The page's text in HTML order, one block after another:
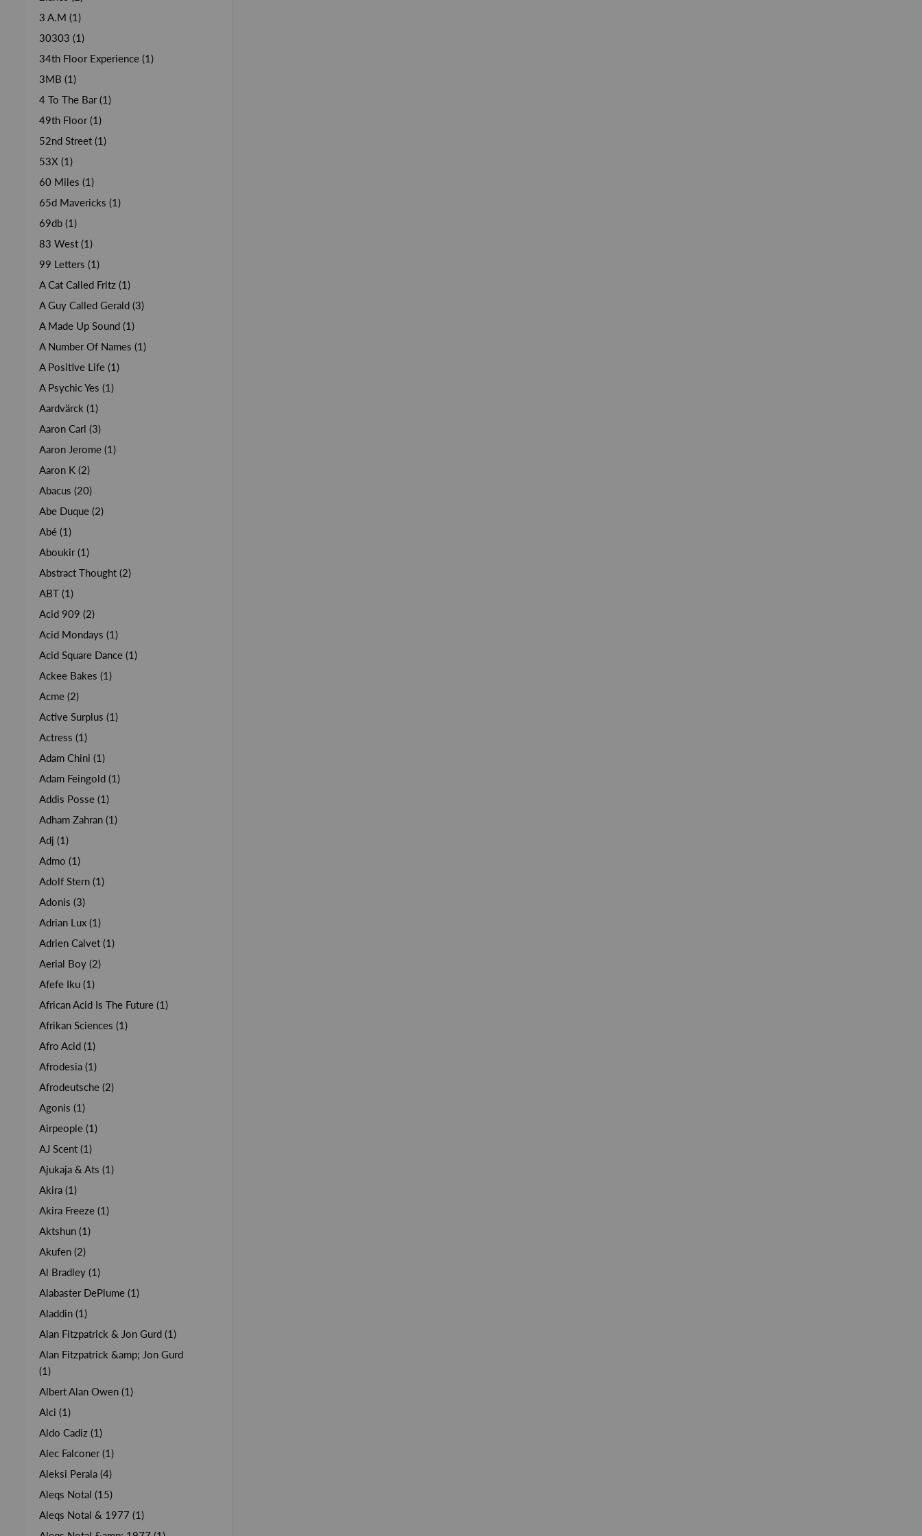
3 A.M (1)
30303 (1)
34th Floor Experience (1)
3MB (1)
4 To The Bar (1)
49th Floor (1)
52nd Street (1)
53X (1)
60 Miles (1)
65d Mavericks (1)
69db (1)
83 West (1)
99 Letters (1)
A Cat Called Fritz (1)
A Guy Called Gerald (3)
A Made Up Sound (1)
A Number Of Names (1)
A Positive Life (1)
A Psychic Yes (1)
Aardvärck (1)
Aaron Carl (3)
Aaron Jerome (1)
Aaron K (2)
Abacus (20)
Abe Duque (2)
Abé (1)
Aboukir (1)
Abstract Thought (2)
ABT (1)
Acid 909 (2)
Acid Mondays (1)
Acid Square Dance (1)
Ackee Bakes (1)
Acme (2)
Active Surplus (1)
Actress (1)
Adam Chini (1)
Adam Feingold (1)
Addis Posse (1)
Adham Zahran (1)
Adj (1)
Admo (1)
Adolf Stern (1)
Adonis (3)
Adrian Lux (1)
Adrien Calvet (1)
Aerial Boy (2)
Afefe Iku (1)
African Acid Is The Future (1)
Afrikan Sciences (1)
Afro Acid (1)
Afrodesia (1)
Afrodeutsche (2)
Agonis (1)
Airpeople (1)
AJ Scent (1)
Ajukaja & Ats (1)
Akira (1)
Akira Freeze (1)
Aktshun (1)
Akufen (2)
Al Bradley (1)
Alabaster DePlume (1)
Aladdin (1)
Alan Fitzpatrick & Jon Gurd (1)
Alan Fitzpatrick &amp; Jon Gurd
(1)
Albert Alan Owen (1)
Alci (1)
Aldo Cadiz (1)
Alec Falconer (1)
Aleksi Perala (4)
Aleqs Notal (15)
Aleqs Notal & 1977 (1)